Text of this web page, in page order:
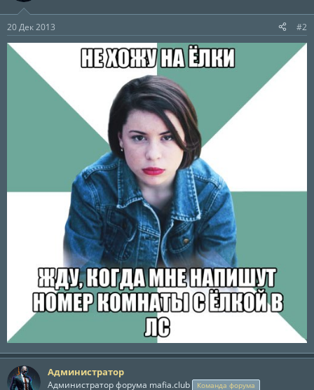
20 Дек 2013 #2
Администратор
Администратор форума mafia.club Команда форума